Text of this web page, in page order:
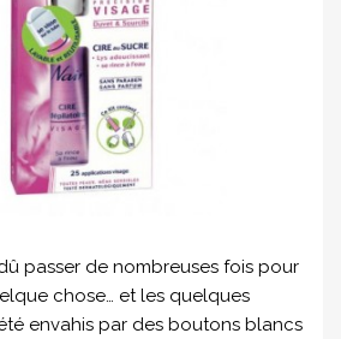
passer de nombreuses fois pour
chose… et les quelques
envahis par des boutons blancs